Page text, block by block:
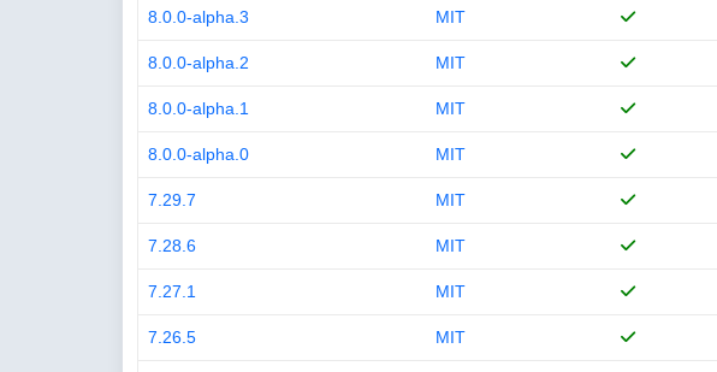
8.0.0-alpha.3 MIT
8.0.0-alpha.2 MIT
8.0.0-alpha.1 MIT
8.0.0-alpha.0 MIT
7.29.7 MIT
7.28.6 MIT
7.27.1 MIT
7.26.5 MIT